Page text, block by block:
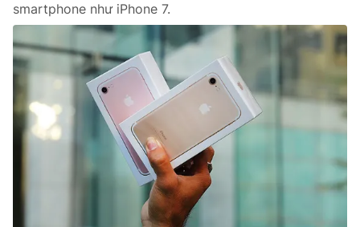
smartphone như iPhone 7.